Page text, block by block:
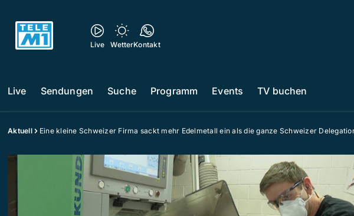
Live WetterKontakt
Live Sendungen Suche Programm Events TV buchen
Aktuell Eine kleine Schweizer Firma sackt mehr Edelmetall ein als die ganze Schweizer